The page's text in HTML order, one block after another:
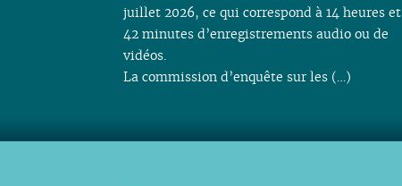
juillet 2026, ce qui correspond à 14 heures et
42 minutes d’enregistrements audio ou de
vidéos.
La commission d’enquête sur les (…)